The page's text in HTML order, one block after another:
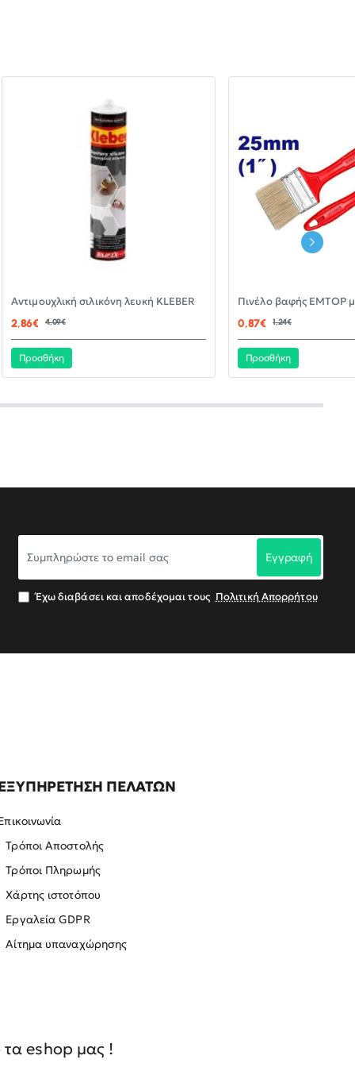
-30%
Αντιμουχλική σιλικόνη λευκή KLEBER
2,86€
4,09€
Προσθήκη
0,87€ 1,24€
Προσθήκη
το
σας
Εγγραφή
Έχω διαβάσει και αποδέχομαι τους Πολιτική Απορρήτου
ΠΕΛΑΤΩΝ
Τρόποι Αποστολής
Τρόποι Πληρωμής
Χάρτης ιστοτόπου
Εργαλεία GDPR
Αίτημα υπαναχώρησης
eshop μας !